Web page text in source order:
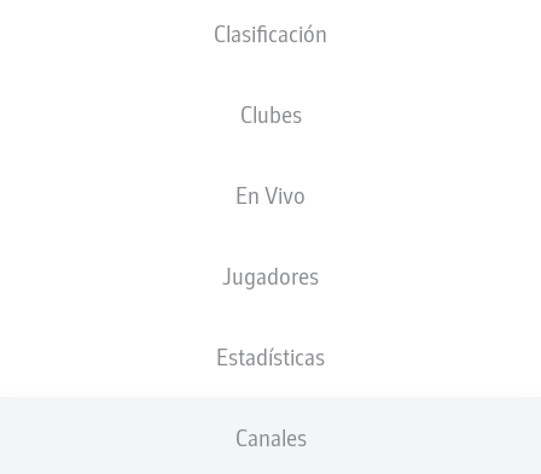
Clasificación
Clubes
En Vivo
Jugadores
Estadísticas
Canales
22.05.1992
TAMAÑO